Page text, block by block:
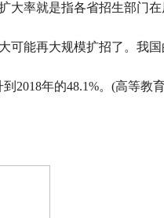
大率就是指各省招生部门
可能再大规模扩招了。我
2018年的48.1%。(高等教